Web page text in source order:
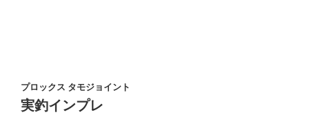
プロックス タモジョイント
実釣インプレ